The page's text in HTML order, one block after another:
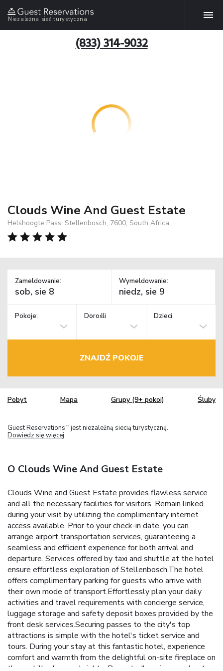
Niezależna sieć turystyczna
(833) 314-9032
Clouds Wine And Guest Estate
Helshoogte Pass, Stellenbosch, 7600, South Africa
Zameldowanie: Wymeldowanie:
Pokoje: Dorośli Dzieci
ZNAJDŹ POKOJE
Pobyt Mapa Grupy (9+ pokoi) Śluby
Guest Reservations TM jest niezależną siecią turystyczną.
Dowiedz się więcej
O Clouds Wine And Guest Estate
Clouds Wine and Guest Estate provides flawless service
and all the necessary facilities for visitors. Remain linked
during your visit by utilizing the complimentary internet
access available. Prior to your check-in date, you can
arrange airport transportation services, guaranteeing a
seamless and efficient experience for both arrival and
departure. Services offered by taxi and shuttle at the hotel
ensure effortless exploration of Stellenbosch.The hotel
offers complimentary parking for guests who arrive with
their own mode of transport.Effortlessly plan your daily
activities and travel requirements with concierge service,
luggage storage and safety deposit boxes provided by the
front desk services.Securing passes to the city's top
attractions is simple with the hotel's ticket service and
tours. During your stay at this fantastic hotel, experience
comfort and warmth from the delightful on-site fireplace on
those chilly days and nights. Repeatedly enjoy your best-